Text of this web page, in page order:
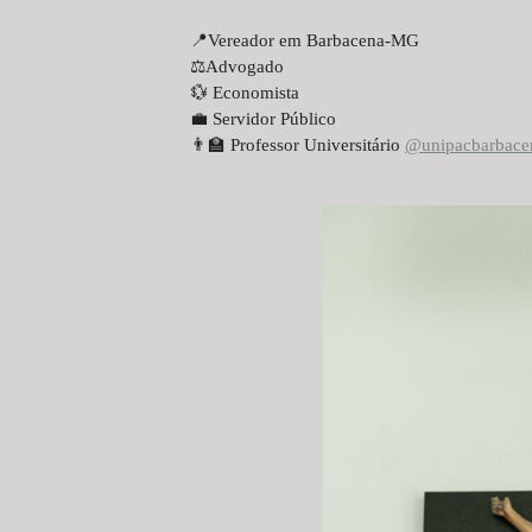
📍Vereador em Barbacena-MG
⚖Advogado
💱 Economista
💼 Servidor Público
👨‍🏫 Professor Universitário